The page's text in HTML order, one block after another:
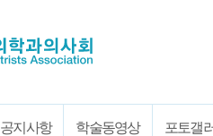
공지사항 학술동영상 포토갤